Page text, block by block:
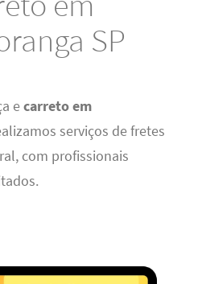
SP
ecarreto em
serviços de fretes
com profissionais